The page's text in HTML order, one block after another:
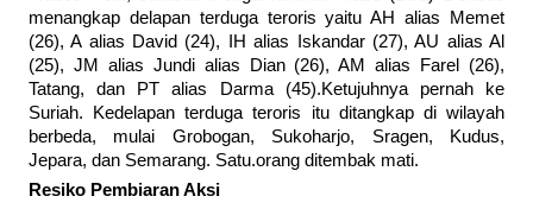
menangkap delapan terduga teroris yaitu AH alias Memet
(26), A alias David (24), IH alias Iskandar (27), AU alias Al
(25), JM alias Jundi alias Dian (26), AM alias Farel (26),
Tatang, dan PT alias Darma (45).Ketujuhnya pernah ke
Suriah. Kedelapan terduga teroris itu ditangkap di wilayah
berbeda, mulai Grobogan, Sukoharjo, Sragen, Kudus,
Jepara, dan Semarang. Satu.orang ditembak mati.
Resiko Pembiaran Aksi